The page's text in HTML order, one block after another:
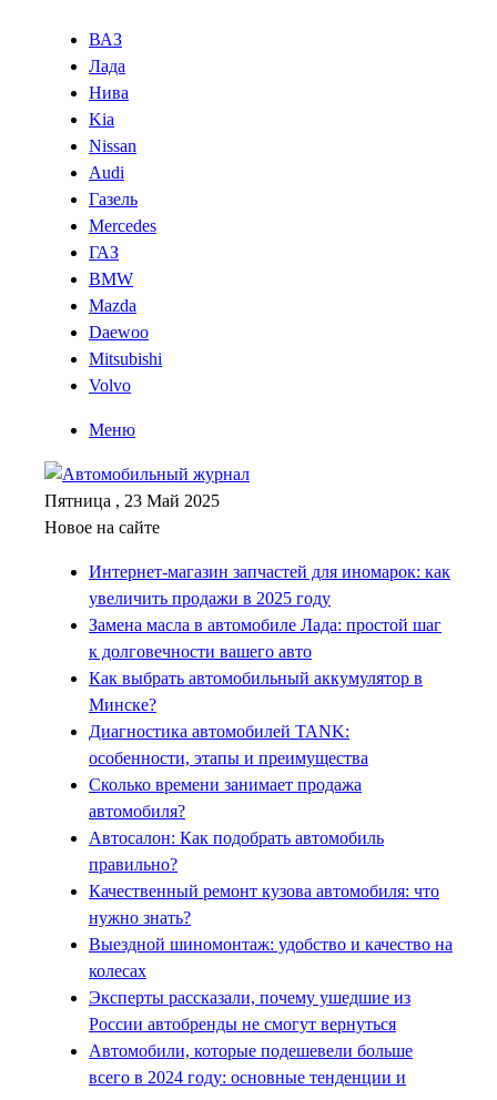
ВАЗ
Лада
Нива
Kia
Nissan
Audi
Газель
Mercedes
ГАЗ
BMW
Mazda
Daewoo
Mitsubishi
Volvo
Меню
Пятница , 23 Май 2025
Новое на сайте
Интернет-магазин запчастей для иномарок: как
увеличить продажи в 2025 году
Замена масла в автомобиле Лада: простой шаг
к долговечности вашего авто
Как выбрать автомобильный аккумулятор в
Минске?
Диагностика автомобилей TANK:
особенности, этапы и преимущества
Сколько времени занимает продажа
автомобиля?
Автосалон: Как подобрать автомобиль
правильно?
Качественный ремонт кузова автомобиля: что
нужно знать?
Выездной шиномонтаж: удобство и качество на
колесах
Эксперты рассказали, почему ушедшие из
России автобренды не смогут вернуться
Автомобили, которые подешевели больше
всего в 2024 году: основные тенденции и